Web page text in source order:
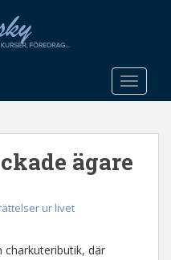
ägare
ur livet
charkuteributik, där